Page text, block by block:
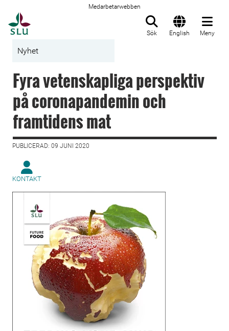
Medarbetarwebben
Sök English Meny
Nyhet
Fyra vetenskapliga perspektiv
på coronapandemin och
framtidens mat
PUBLICERAD: 09 JUNI 2020
KONTAKT